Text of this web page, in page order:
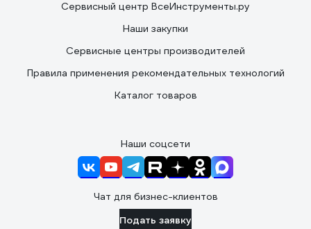
Сервисный центр ВсеИнструменты.ру
Наши закупки
Сервисные центры производителей
Правила применения рекомендательных технологий
Каталог товаров
Наши соцсети
Чат для бизнес-клиентов
Подать заявку